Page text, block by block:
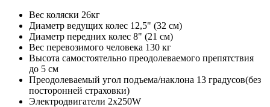
Вес коляски 26кг
Диаметр ведущих колес 12,5" (32 см)
Диаметр передних колес 8" (21 см)
Вес перевозимого человека 130 кг
Высота самостоятельно преодолеваемого препятствия
до 5 см
Преодолеваемый угол подъема/наклона 13 градусов(без
посторонней страховки)
Электродвигатели 2х250W